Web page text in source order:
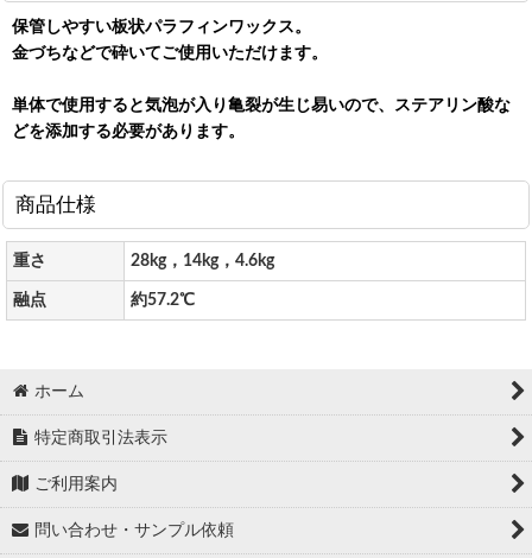
保管しやすい板状パラフィンワックス。
金づちなどで砕いてご使用いただけます。
単体で使用すると気泡が入り亀裂が生じ易いので、ステアリン酸な
どを添加する必要があります。
商品仕様
重さ 28kg，14kg，4.6kg
融点 約57.2℃
ホーム
特定商取引法表示
ご利用案内
問い合わせ・サンプル依頼